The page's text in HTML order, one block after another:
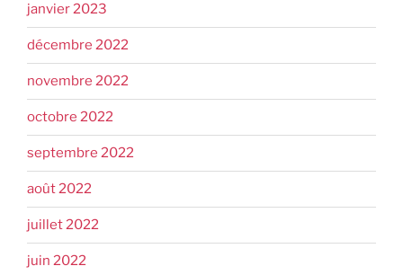
janvier 2023
décembre 2022
novembre 2022
octobre 2022
septembre 2022
août 2022
juillet 2022
juin 2022